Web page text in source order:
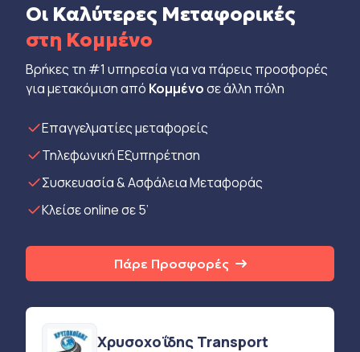
Οι Καλύτερες Μεταφορικές
στη Κομμένο
Βρήκες τη #1 υπηρεσία για να πάρεις προσφορές
για μετακόμιση από Κομμένοσε άλλη πόλη
Eπαγγελματίες μεταφορείς
Τηλεφωνική Εξυπηρέτηση
Συσκευασία & Ασφάλεια Μεταφοράς
Κλείσε online σε 5’
Πάρε Προσφορές
Χρυσοχοΐδης Transport